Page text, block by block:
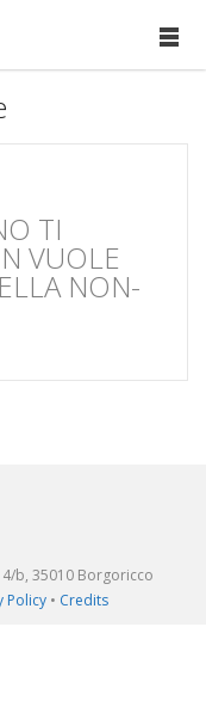
TI
VUOLE
NON-
b, 35010 Borgoricco
Policy• Credits